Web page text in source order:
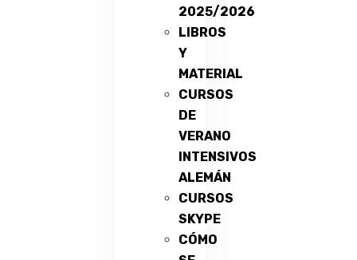
2025/2026
LIBROS
Y
MATERIAL
CURSOS
DE
VERANO
INTENSIVOS
ALEMÁN
CURSOS
SKYPE
CÓMO